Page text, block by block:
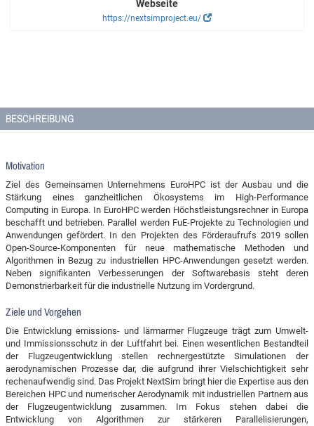
Webseite
https://nextsimproject.eu/
BESCHREIBUNG
Motivation
Ziel des Gemeinsamen Unternehmens EuroHPC ist der Ausbau und die
Stärkung eines ganzheitlichen Ökosystems im High-Performance
Computing in Europa. In EuroHPC werden Höchstleistungsrechner in Europa
beschafft und betrieben. Parallel werden FuE-Projekte zu Technologien und
Anwendungen gefördert. In den Projekten des Förderaufrufs 2019 sollen
Open-Source-Komponenten für neue mathematische Methoden und
Algorithmen in Bezug zu industriellen HPC-Anwendungen gesetzt werden.
Neben signifikanten Verbesserungen der Softwarebasis steht deren
Demonstrierbarkeit für die industrielle Nutzung im Vordergrund.
Ziele und Vorgehen
Die Entwicklung emissions- und lärmarmer Flugzeuge trägt zum Umwelt-
und Immissionsschutz in der Luftfahrt bei. Einen wesentlichen Bestandteil
der Flugzeugentwicklung stellen rechnergestützte Simulationen der
aerodynamischen Prozesse dar, die aufgrund ihrer Vielschichtigkeit sehr
rechenaufwendig sind. Das Projekt NextSim bringt hier die Expertise aus den
Bereichen HPC und numerischer Aerodynamik mit industriellen Partnern aus
der Flugzeugentwicklung zusammen. Im Fokus stehen dabei die
Entwicklung von Algorithmen zur stärkeren Parallelisierungen,